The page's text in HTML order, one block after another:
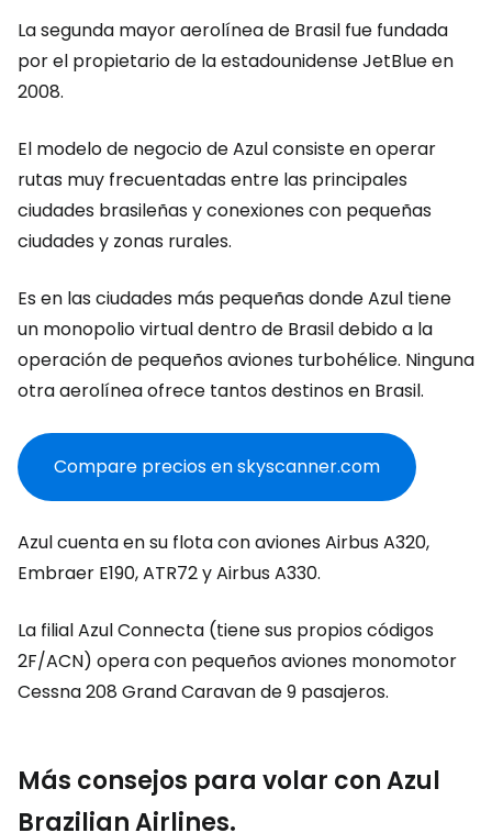
La segunda mayor aerolínea de Brasil fue fundada
por el propietario de la estadounidense JetBlue en
2008.
El modelo de negocio de Azul consiste en operar
rutas muy frecuentadas entre las principales
ciudades brasileñas y conexiones con pequeñas
ciudades y zonas rurales.
Es en las ciudades más pequeñas donde Azul tiene
un monopolio virtual dentro de Brasil debido a la
operación de pequeños aviones turbohélice. Ninguna
otra aerolínea ofrece tantos destinos en Brasil.
Compare precios en skyscanner.com
Azul cuenta en su flota con aviones Airbus A320,
Embraer E190, ATR72 y Airbus A330.
La filial Azul Connecta (tiene sus propios códigos
2F/ACN) opera con pequeños aviones monomotor
Cessna 208 Grand Caravan de 9 pasajeros.
Más consejos para volar con Azul
Brazilian Airlines.